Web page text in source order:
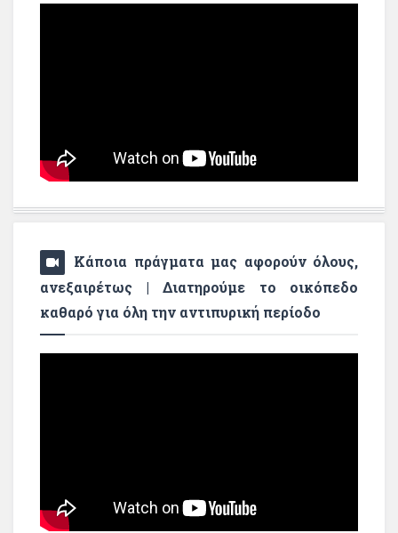
Κάποια πράγματα μας αφορούν όλους,
ανεξαιρέτως | Διατηρούμε το οικόπεδο
καθαρό για όλη την αντιπυρική περίοδο